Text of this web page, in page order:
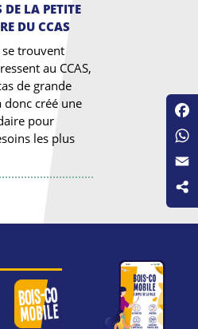
LA PETITE
DU CCAS
trouvent
au CCAS,
de grande
donc créé une
pour
les plus